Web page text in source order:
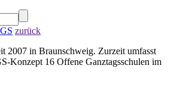
zurück
2007 in Braunschweig. Zurzeit umfasst
Konzept 16 Offene Ganztagsschulen im